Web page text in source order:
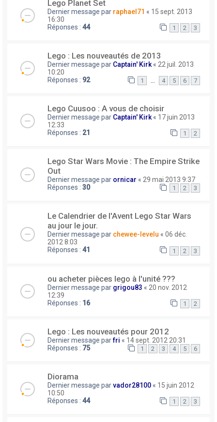
Lego Planet Set
Dernier message par raphael71 « 15 sept. 2013
16:30
Réponses : 44 1 2 3
Lego : Les nouveautés de 2013
Dernier message par Captain' Kirk « 22 juil. 2013
10:20
Réponses : 92 1 4 5 6 7
Lego Cuusoo : A vous de choisir
Dernier message par Captain' Kirk « 17 juin 2013
12:33
Réponses : 21 1 2
Lego Star Wars Movie : The Empire Strike
Out
Dernier message par ornicar « 29 mai 2013 9:37
Réponses : 30 1 2 3
Le Calendrier de l'Avent Lego Star Wars
au jour le jour.
Dernier message par chewee-levelu « 06 déc.
2012 8:03
Réponses : 41 1 2 3
ou acheter pièces lego à l'unité ???
Dernier message par grigou83 « 20 nov. 2012
12:39
Réponses : 16 1 2
Lego : Les nouveautés pour 2012
Dernier message parfri « 14 sept. 2012 20:31
Réponses : 75 1 2 3 4 5 6
Diorama
Dernier message parvador28100 « 15 juin 2012
10:50
Réponses : 44 1 2 3